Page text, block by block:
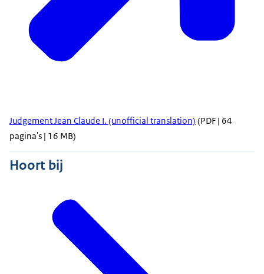
Judgement Jean Claude I. (unofficial translation) (PDF | 64
pagina's | 16 MB)
Hoort bij